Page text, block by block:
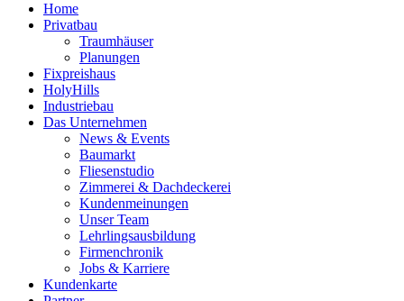
Home
Privatbau
Traumhäuser
Planungen
Fixpreishaus
HolyHills
Industriebau
Das Unternehmen
News & Events
Baumarkt
Fliesenstudio
Zimmerei & Dachdeckerei
Kundenmeinungen
Unser Team
Lehrlingsausbildung
Firmenchronik
Jobs & Karriere
Kundenkarte